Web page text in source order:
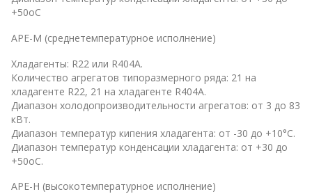
+50оС
APE-M (среднетемпературное исполнение)
Хладагенты: R22 или R404А.
Количество агрегатов типоразмерного ряда: 21 на
хладагенте R22, 21 на хладагенте R404А.
Диапазон холодопроизводительности агрегатов: от 3 до 83
кВт.
Диапазон температур кипения хладагента: от -30 до +10°С.
Диапазон температур конденсации хладагента: от +30 до
+50оС.
APE-H (высокотемпературное исполнение)